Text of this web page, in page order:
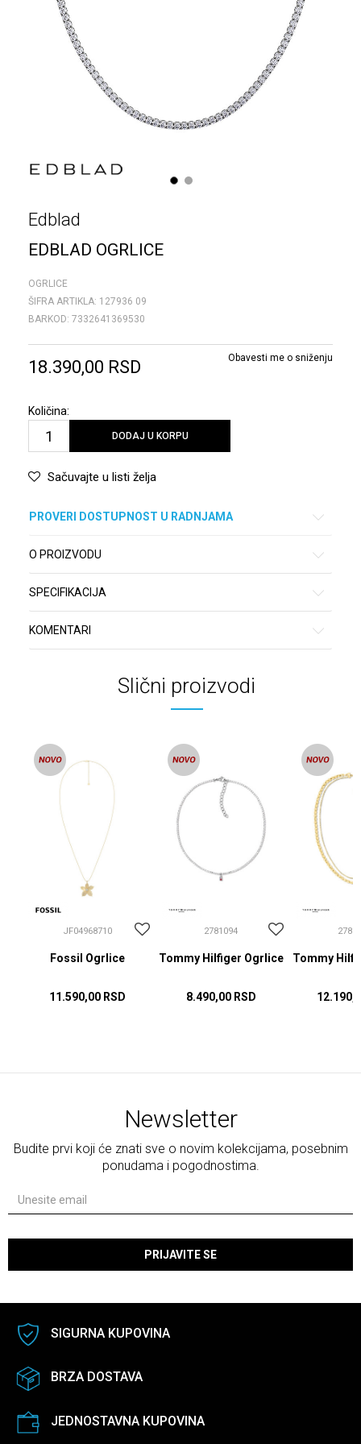
1 2
Edblad
EDBLAD OGRLICE
OGRLICE
ŠIFRA ARTIKLA: 127936 09
BARKOD: 7332641369530
18.390,00 RSD Obavesti me o sniženju
Količina:
DODAJ U KORPU
Sačuvajte u listi želja
PROVERI DOSTUPNOST U RADNJAMA
O PROIZVODU
SPECIFIKACIJA
KOMENTARI
Slični proizvodi
JF04968710
Fossil Ogrlice
11.590,00 RSD
2781094
Tommy Hilfiger Ogrlice
8.490,00 RSD
Tommy
Newsletter
Budite prvi koji će znati sve o novim kolekcijama, posebnim
ponudama i pogodnostima.
PRIJAVITE SE
SIGURNA KUPOVINA
BRZA DOSTAVA
JEDNOSTAVNA KUPOVINA